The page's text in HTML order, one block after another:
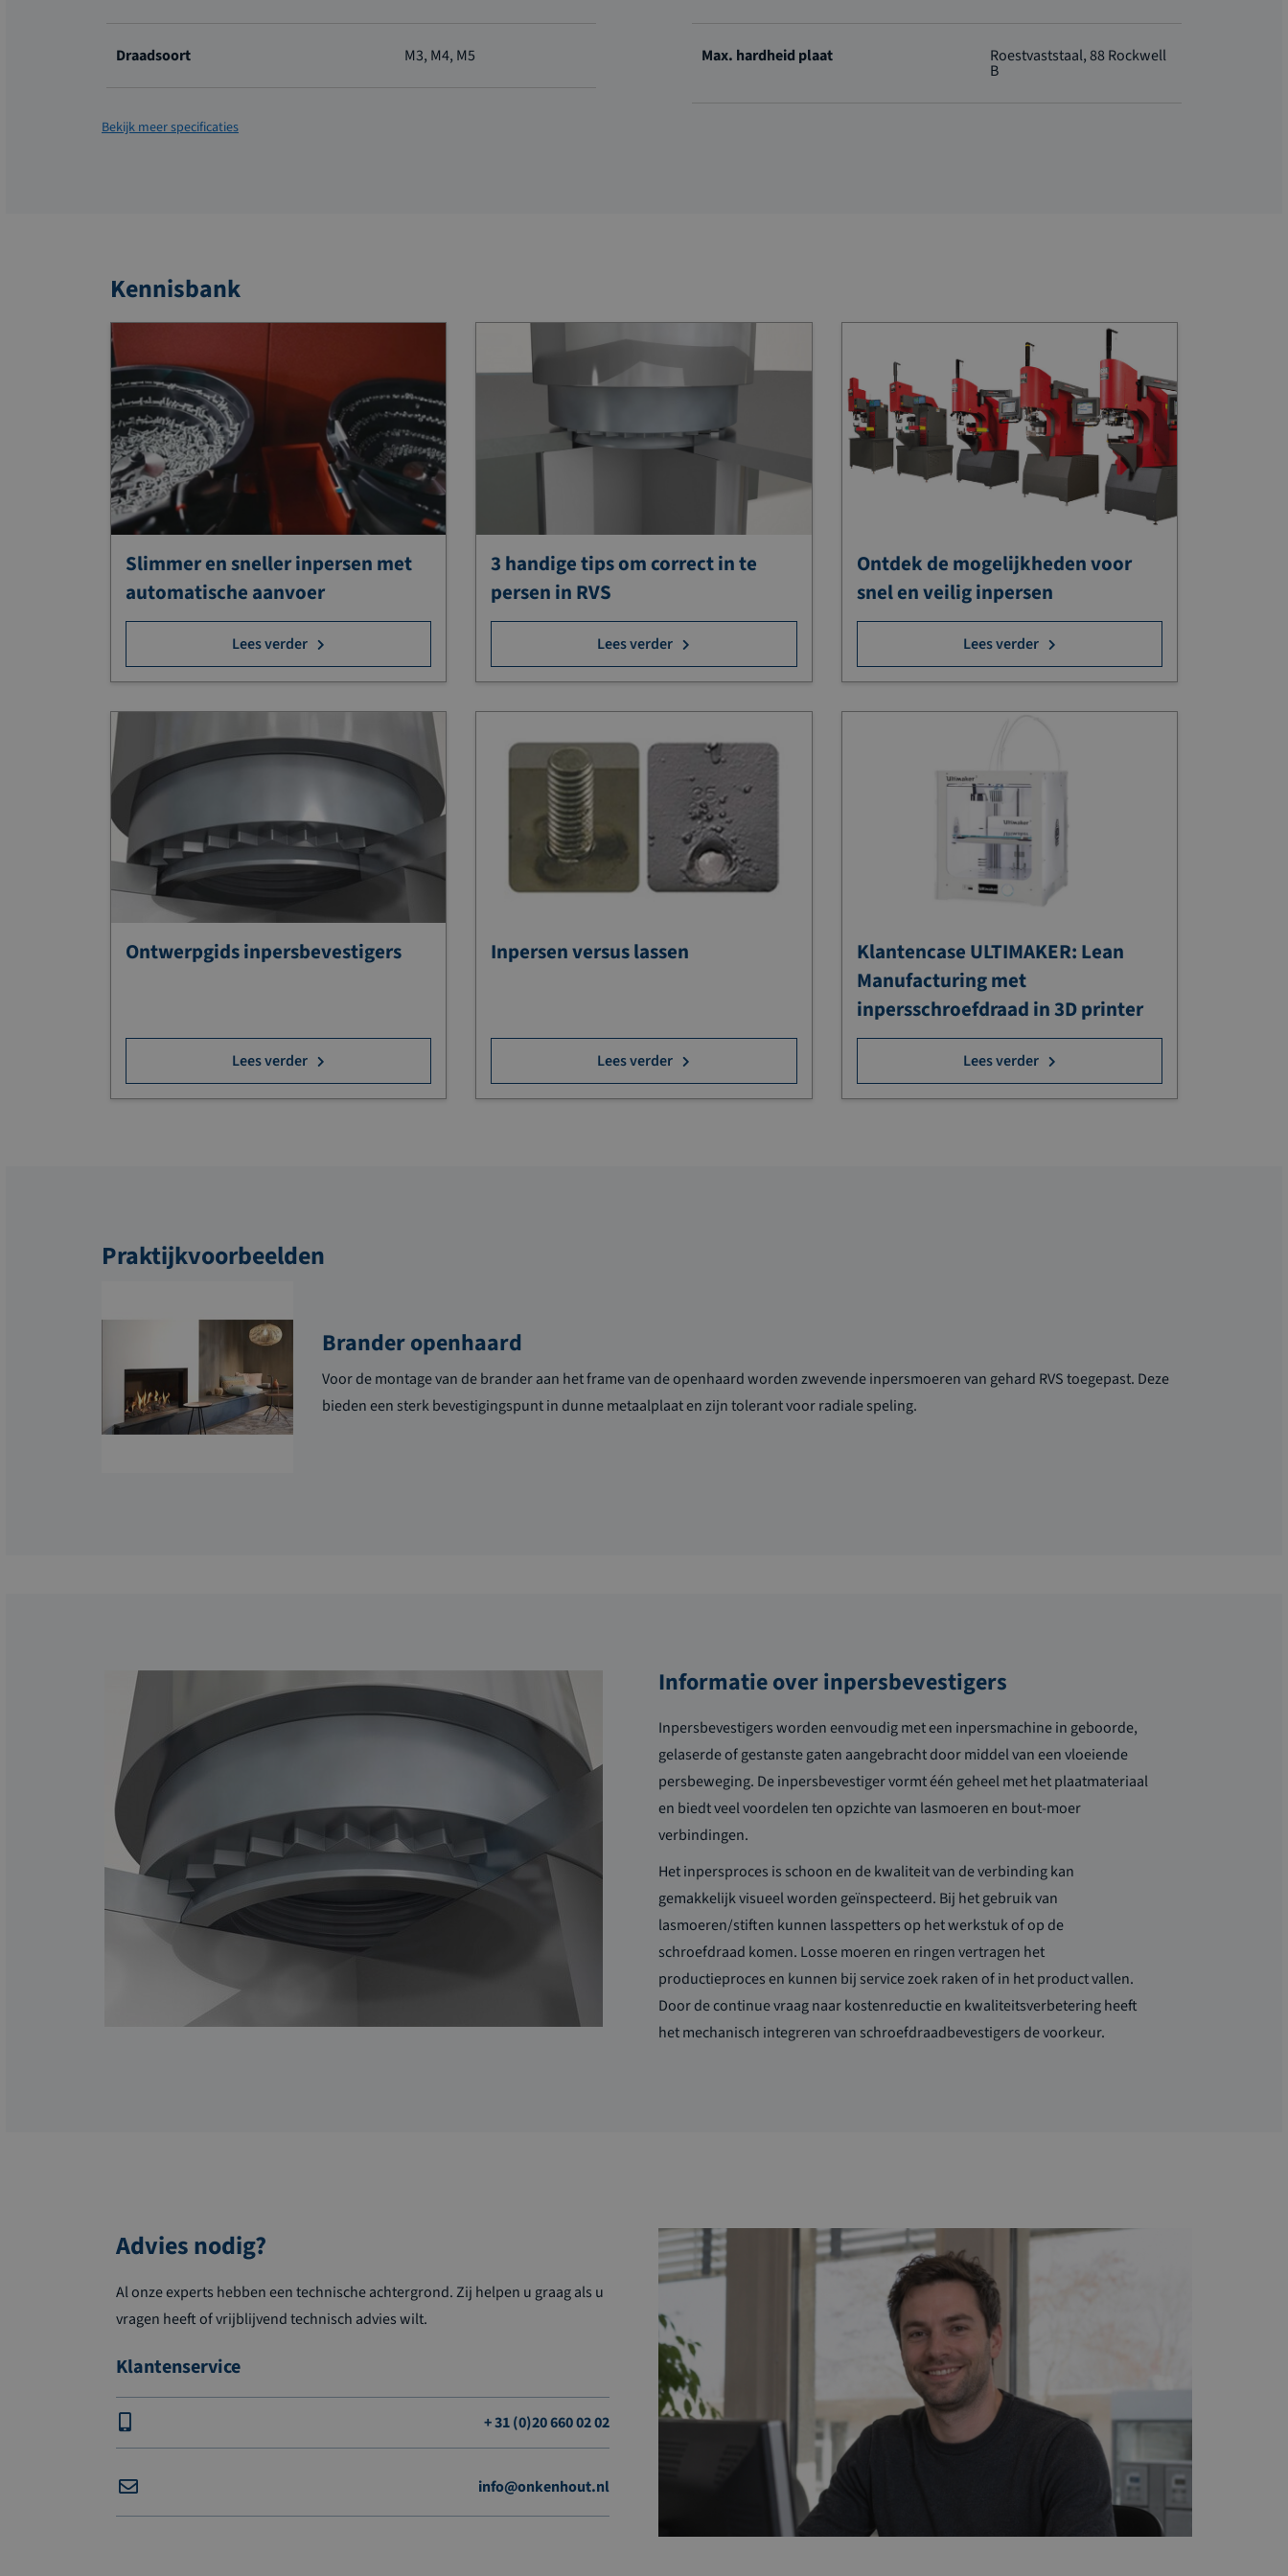
Draadsoort M3, M4, M5 Max. hardheid plaat Roestvaststaal, 88 Rockwell
B
Bekijk meer specificaties
Kennisbank
Slimmer en sneller inpersen met
automatische aanvoer
Lees verder
3 handige tips om correct in te
persen in RVS
Lees verder
Ontdek de mogelijkheden voor
snel en veilig inpersen
Lees verder
Ontwerpgids inpersbevestigers
Lees verder
Inpersen versus lassen
Lees verder
Klantencase ULTIMAKER: Lean
Manufacturing met
inpersschroefdraad in 3D printer
Lees verder
Praktijkvoorbeelden
Brander openhaard
Voor de montage van de brander aan het frame van de openhaard worden zwevende inpersmoeren van gehard RVS toegepast. Deze
bieden een sterk bevestigingspunt in dunne metaalplaat en zijn tolerant voor radiale speling.
Informatie over inpersbevestigers
Inpersbevestigers worden eenvoudig met een inpersmachine in geboorde,
gelaserde of gestanste gaten aangebracht door middel van een vloeiende
persbeweging. De inpersbevestiger vormt één geheel met het plaatmateriaal
en biedt veel voordelen ten opzichte van lasmoeren en bout-moer
verbindingen.
Het inpersproces is schoon en de kwaliteit van de verbinding kan
gemakkelijk visueel worden geïnspecteerd. Bij het gebruik van
lasmoeren/stiften kunnen lasspetters op het werkstuk of op de
schroefdraad komen. Losse moeren en ringen vertragen het
productieproces en kunnen bij service zoek raken of in het product vallen.
Door de continue vraag naar kostenreductie en kwaliteitsverbetering heeft
het mechanisch integreren van schroefdraadbevestigers de voorkeur.
Advies nodig?
Al onze experts hebben een technische achtergrond. Zij helpen u graag als u
vragen heeft of vrijblijvend technisch advies wilt.
Klantenservice
+ 31 (0)20 660 02 02
info@onkenhout.nl